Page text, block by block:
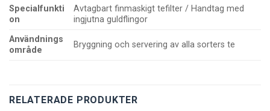
Specialfunkti
on
Avtagbart finmaskigt tefilter / Handtag med
ingjutna guldflingor
Användnings
område
Bryggning och servering av alla sorters te
RELATERADE PRODUKTER